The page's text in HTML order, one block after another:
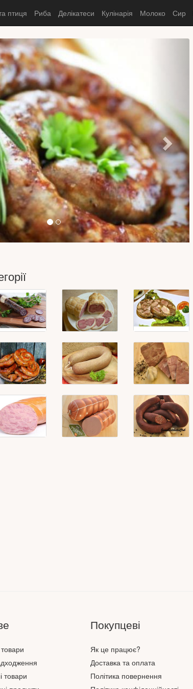
птиця Риба Делікатеси Кулінарія Молоко Сир
товари
товари
Покупцеві
Як це працює?
Доставка та оплата
Політика повернення